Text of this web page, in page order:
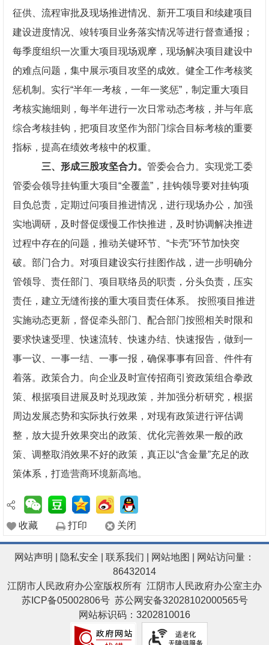
征供、流程审批及现场推进情况、新开工项目和续建项目
建设进度情况、竣转项目业务落实情况等进行督查通报；
每季度组织一次重大项目现场观摩，现场解决项目建设中
的难点问题，集中展示项目攻坚的成效。健全工作考核奖
惩机制。实行“半年一考核，一年一奖惩”，制定重大项目
考核实施细则，每半年进行一次日常动态考核，并与年底
综合考核挂钩，把项目攻坚作为部门综合目标考核的重要
指标，提高在绩效考核中的权重。
三、形成三股攻坚合力。 管委会合力。实现党工委
管委会领导挂钩重大项目“全覆盖”，挂钩领导要对挂钩项
目负总责，定期过问项目推进情况，进行现场办公，加强
实地调研，及时督促缓慢工作快推进，及时协调解决推进
过程中存在的问题，推动关键环节、“卡壳”环节加快突
破。部门合力。对项目建设实行挂图作战，进一步明确分
管领导、责任部门、项目联络员的职责，分头负责，压实
责任，建立无缝衔接的重大项目责任体系。 按照项目推进
实施动态更新，督促牵头部门、配合部门按照相关时限和
要求快速受理、快速流转、快速办结、快速报告，做到一
事一议、一事一结、一事一报，确保事事有回音、件件有
着落。政策合力。向企业及时宣传招商引资政策组合拳政
策、根据项目进展及时兑现政策，并加强分析研究，根据
周边发展态势和实际执行效果，对现有政策进行评估调
整，放大提升效果突出的政策、优化完善效果一般的政
策、调整取消效果不好的政策，真正以“含金量”充足的政
策体系，打造营商环境新高地。
收藏 打印 关闭
网站声明 隐私安全 联系我们 网站地图
| 网站访问量：
86432014
江阴市人民政府办公室版权所有 江阴市人民政府办公室主办
苏ICP备05002806号 苏公网安备32028102000565号
网站标识码：3202810016